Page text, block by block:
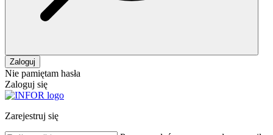
Zaloguj
Nie pamiętam hasła
Zaloguj się
Zarejestruj się